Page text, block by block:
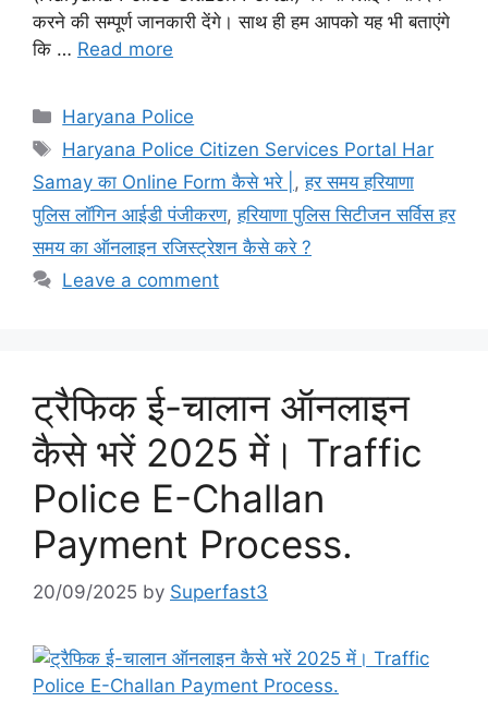
करने की सम्पूर्ण जानकारी देंगे। साथ ही हम आपको यह भी बताएंगे
कि … Read more
Categories
Haryana Police
Tags
Haryana Police Citizen Services Portal Har
Samay का Online Form कैसे भरे | ,हर समय हरियाणा
पुलिस लॉगिन आईडी पंजीकरण,हरियाणा पुलिस सिटीजन सर्विस हर
समय का ऑनलाइन रजिस्ट्रेशन कैसे करे ?
Leave a comment
ट्रैफिक ई-चालान ऑनलाइन
कैसे भरें 2025 में। Traffic
Police E-Challan
Payment Process.
20/09/2025 by Superfast3